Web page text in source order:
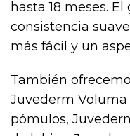
hasta 18 meses.
consistencia
más fácil y un
También
Juvederm
pómulos,